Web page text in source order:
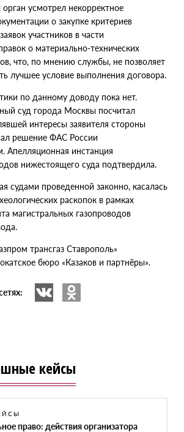
усмотрел некорректное
о закупке критериев
участников в части
о материально-технических
что, по мнению службы, не позволяет
лучшее условие выполнения договора.
по данному доводу пока нет.
суд города Москвы посчитал
интересы заявителя стороны
решение ФАС России
Апелляционная инстанция
нижестоящего суда подтвердила.
судами проведенной законно, касалась
раскопок в рамках
магистральных газопроводов
трансгаз Ставрополь»
бюро «Казаков и партнёры».
кейсы
право: действия организатора